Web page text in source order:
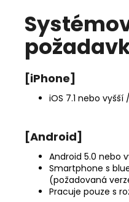
[iPhone]
iOS 7.1 nebo
[Android]
Android 5.0 nebo
Smartphone s
(požadovaná
Pracuje pouze s